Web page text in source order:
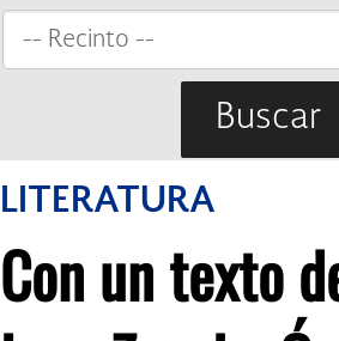
Buscar
LITERATURA
Con un texto